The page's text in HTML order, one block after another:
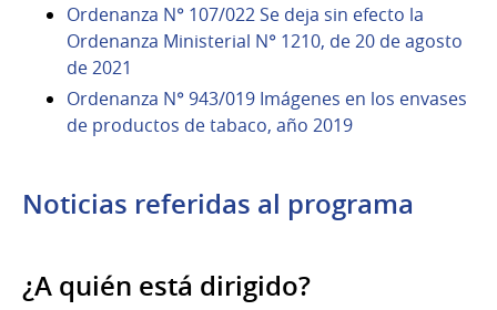
Ordenanza N° 107/022 Se deja sin efecto la
Ordenanza Ministerial N° 1210, de 20 de agosto
de 2021
Ordenanza N° 943/019 Imágenes en los envases
de productos de tabaco, año 2019
Noticias referidas al programa
¿A quién está dirigido?